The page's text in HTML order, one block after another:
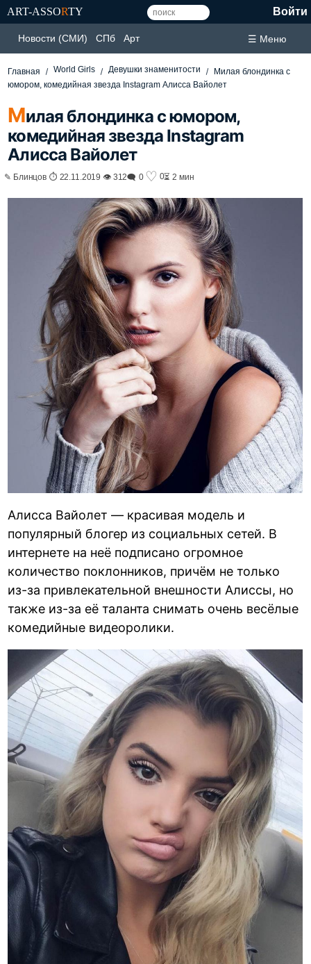
ART-ASSORTY Войти
Новости (СМИ) СПб Арт ☰ Меню
Главная World Girls Девушки знаменитости
Милая блондинка с
юмором, комедийная звезда Instagram Алисса Вайолет
Милая блондинка с юмором,
комедийная звезда Instagram
Алисса Вайолет
✎ Блинцов ⏱ 22.11.2019 👁 312🗨 0 ♡ 0⏳ 2 мин
Алисса Вайолет — красивая модель и
популярный блогер из социальных сетей. В
интернете на неё подписано огромное
количество поклонников, причём не только
из-за привлекательной внешности Алиссы, но
также из-за её таланта снимать очень весёлые
комедийные видеоролики.